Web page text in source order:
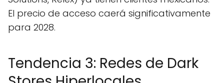
El precio de acceso caerá significativamente
para 2028.
Tendencia 3: Redes de Dark